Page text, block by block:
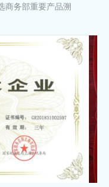
商务部重要产品溯